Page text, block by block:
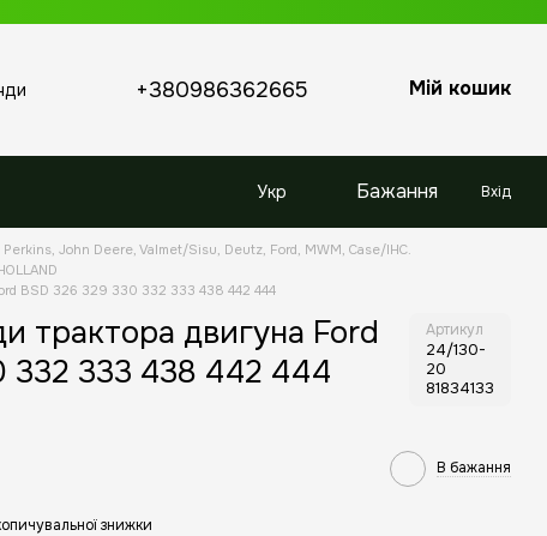
+380986362665 Мій кошик
Укр Бажання Вхід
Perkins, John Deere, Valmet/Sisu, Deutz, Ford, MWM, Case/IHC.
BSD 326 329 330 332 333 438 442 444
трактора двигуна Ford
332 333 438 442 444
Артикул
24/130-
20
81834133
В бажання
знижки